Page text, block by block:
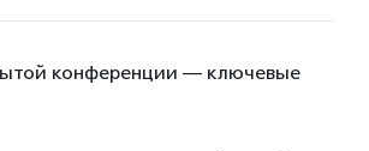
конференции — ключевые